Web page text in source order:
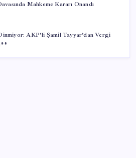
Mahkeme Kararı Onandı
AKP’li Şamil Tayyar’dan Vergi